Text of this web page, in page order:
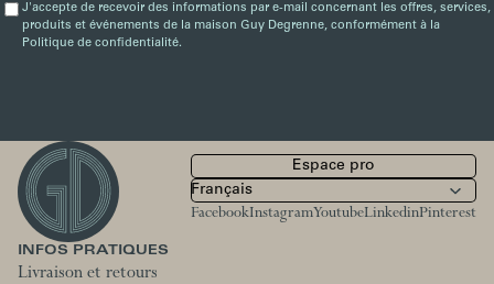
J'accepte de recevoir des informations par e-mail concernant les offres, services,
produits et événements de la maison Guy Degrenne, conformément à la
Politique de confidentialité.
Espace pro
FacebookInstagramYoutubeLinkedinPinterest
INFOS PRATIQUES
Livraison et retours